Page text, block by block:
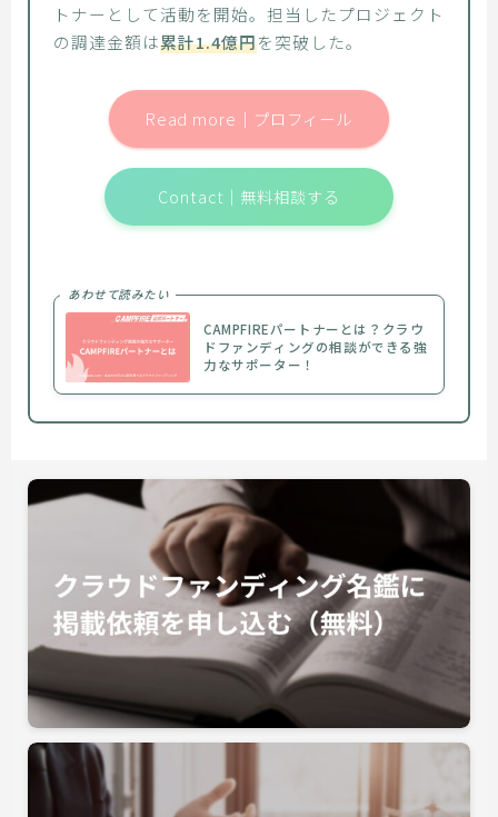
トナーとして活動を開始。担当したプロジェクト
の調達金額は累計1.4億円を突破した。
Read more｜プロフィール
Contact｜無料相談する
あわせて読みたい
CAMPFIREパートナーとは？クラウ
ドファンディングの相談ができる強
力なサポーター！